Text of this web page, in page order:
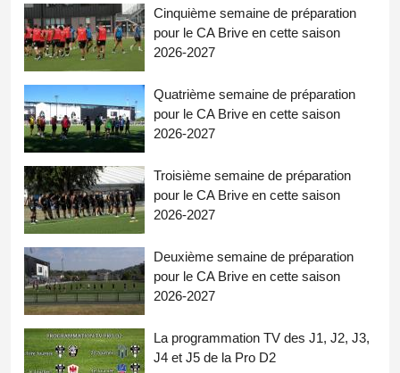
Cinquième semaine de préparation
pour le CA Brive en cette saison
2026-2027
Quatrième semaine de préparation
pour le CA Brive en cette saison
2026-2027
Troisième semaine de préparation
pour le CA Brive en cette saison
2026-2027
Deuxième semaine de préparation
pour le CA Brive en cette saison
2026-2027
La programmation TV des J1, J2, J3,
J4 et J5 de la Pro D2